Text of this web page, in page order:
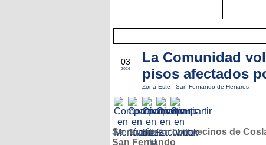
03
2026
La Comunidad
pisos afectados
Zona Este - San Fernando de Henares
Se reunieron con vecinos de
San Fernando